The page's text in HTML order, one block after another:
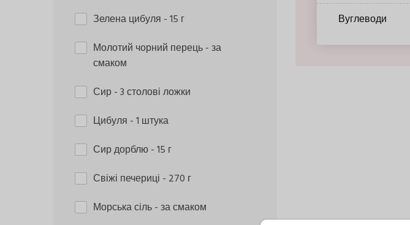
Зелена цибуля - 15 г
Молотий чорний перець- за
смаком
Сир- 3 столові ложки
Цибуля - 1 штука
Сир дорблю- 15 г
Свіжі печериці - 270 г
Морська сіль- за смаком
Вуглеводи